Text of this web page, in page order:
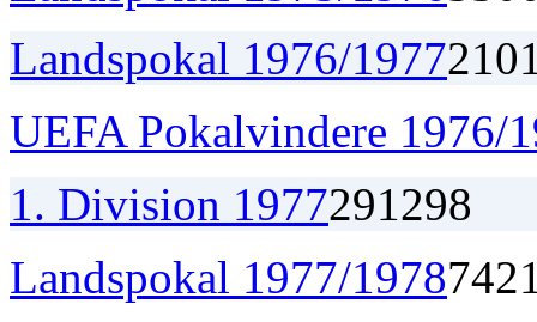
Landspokal 1976/1977210
UEFA Pokalvindere 1976/
1. Division 1977291298
Landspokal 1977/1978742